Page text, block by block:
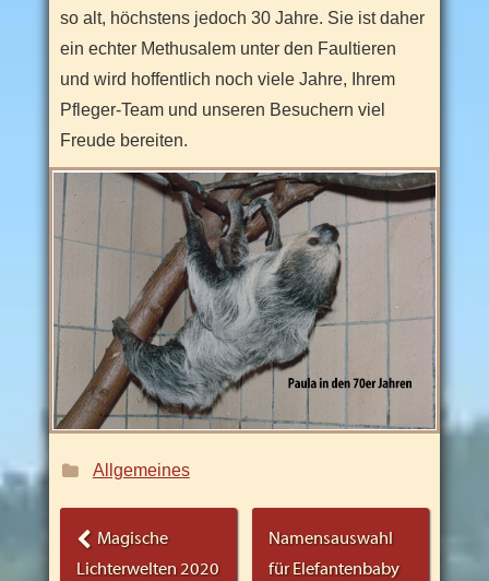
so alt, höchstens jedoch 30 Jahre. Sie ist daher
ein echter Methusalem unter den Faultieren
und wird hoffentlich noch viele Jahre, Ihrem
Pfleger-Team und unseren Besuchern viel
Freude bereiten.
:Allgemeines
Beitrags-
Navigation
Magische
Lichterwelten 2020
Namensauswahl
für Elefantenbaby